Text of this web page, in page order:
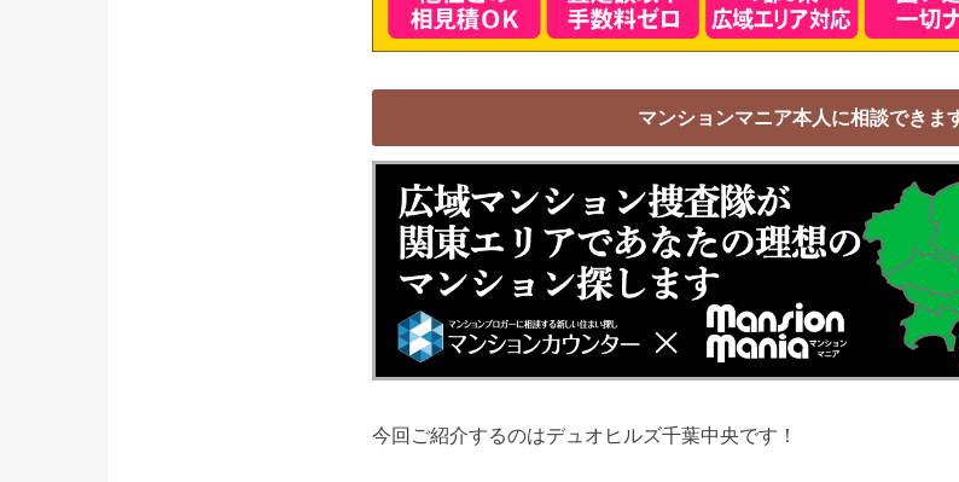
マンションマニア本人に相談できま
今回ご紹介するのはデュオヒルズ千葉中央です！